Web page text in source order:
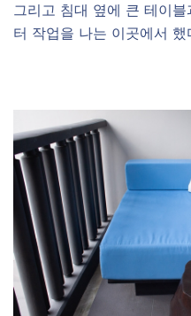
그리고 침대 옆에 큰 테이
터 작업을 나는 이곳에서